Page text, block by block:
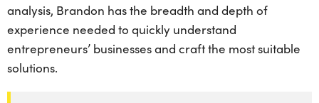
analysis, Brandon has the breadth and depth of
experience needed to quickly understand
entrepreneurs’ businesses and craft the most suitable
solutions.